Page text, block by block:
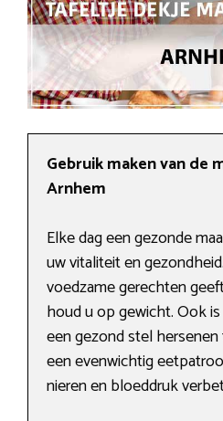
Gebruik maken van de
Arnhem
Elke dag een gezonde
uw vitaliteit en
voedzame gerechten
houd u op gewicht. Ook
een gezond stel
een evenwichtig
nieren en bloeddruk